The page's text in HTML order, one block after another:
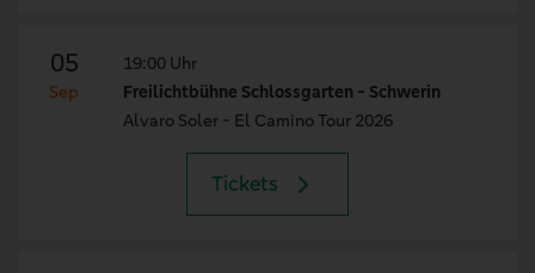
05
Sep
19:00 Uhr
Freilichtbühne Schlossgarten - Schwerin
Alvaro Soler - El Camino Tour 2026
Tickets